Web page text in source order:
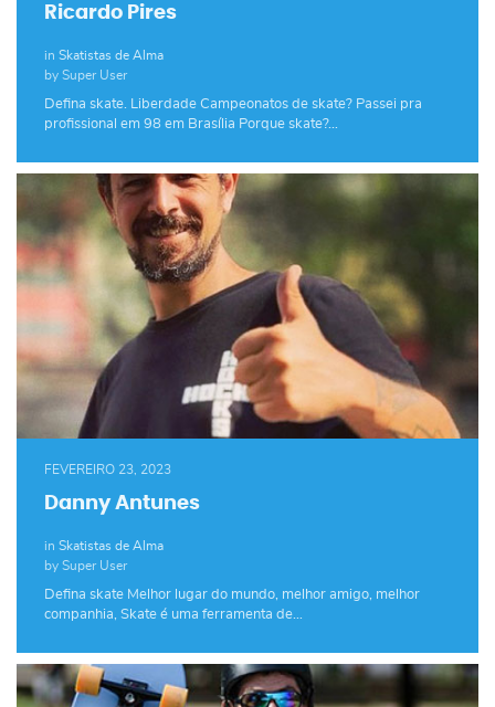
Ricardo Pires
in Skatistas de Alma
by Super User
Defina skate. Liberdade Campeonatos de skate? Passei pra
profissional em 98 em Brasília Porque skate?…
FEVEREIRO 23, 2023
Danny Antunes
in Skatistas de Alma
by Super User
Defina skate Melhor lugar do mundo, melhor amigo, melhor
companhia, Skate é uma ferramenta de…